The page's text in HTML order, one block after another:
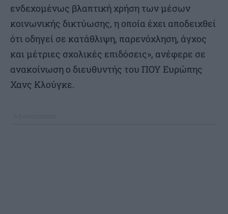
ενδεχομένως βλαπτική χρήση των μέσων
κοινωνικής δικτύωσης, η οποία έχει αποδειχθεί
ότι οδηγεί σε κατάθλιψη, παρενόχληση, άγχος
και μέτριες σχολικές επιδόσεις», ανέφερε σε
ανακοίνωση ο διευθυντής του ΠΟΥ Ευρώπης
Χανς Κλούγκε.